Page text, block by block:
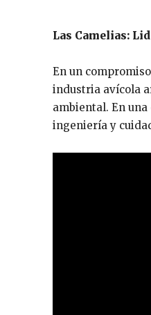
Las Camelias:
En un
industria avícola
ambiental. En
ingeniería y